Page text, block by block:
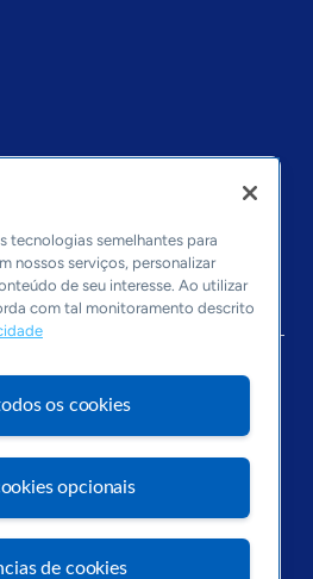
tecnologias semelhantes para
nossos serviços, personalizar
de seu interesse. Ao utilizar
com tal monitoramento descrito
os cookies
opcionais
de cookies